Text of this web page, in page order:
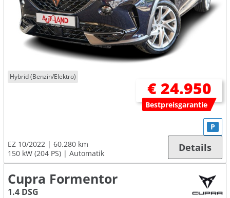
Hybrid (Benzin/Elektro)
€ 24.950
Bestpreisgarantie
EZ 10/2022
60.280 km
150 kW (204 PS)
Automatik
P
Details
Cupra Formentor
1.4 DSG